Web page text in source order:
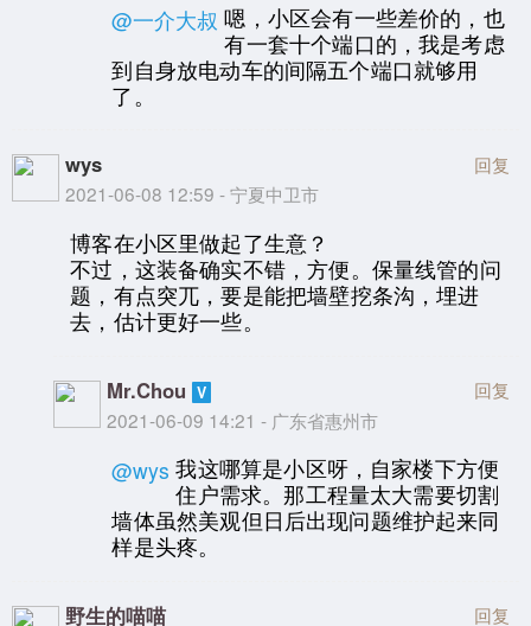
@一介大叔 嗯，小区会有一些差价的，也
有一套十个端口的，我是考虑
到自身放电动车的间隔五个端口就够用
了。
wys
2021-06-08 12:59 - 宁夏中卫市
回复
博客在小区里做起了生意？
不过，这装备确实不错，方便。保量线管的问
题，有点突兀，要是能把墙壁挖条沟，埋进
去，估计更好一些。
Mr.Chou
2021-06-09 14:21 - 广东省惠州市
回复
@wys 我这哪算是小区呀，自家楼下方便
住户需求。那工程量太大需要切割
墙体虽然美观但日后出现问题维护起来同
样是头疼。
野生的喵喵 回复